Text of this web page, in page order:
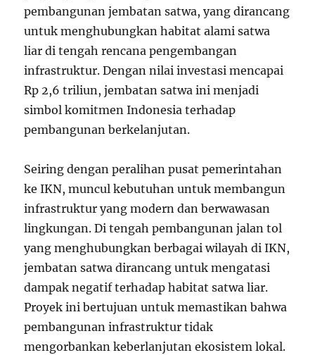
pembangunan jembatan satwa, yang dirancang
untuk menghubungkan habitat alami satwa
liar di tengah rencana pengembangan
infrastruktur. Dengan nilai investasi mencapai
Rp 2,6 triliun, jembatan satwa ini menjadi
simbol komitmen Indonesia terhadap
pembangunan berkelanjutan.
Seiring dengan peralihan pusat pemerintahan
ke IKN, muncul kebutuhan untuk membangun
infrastruktur yang modern dan berwawasan
lingkungan. Di tengah pembangunan jalan tol
yang menghubungkan berbagai wilayah di IKN,
jembatan satwa dirancang untuk mengatasi
dampak negatif terhadap habitat satwa liar.
Proyek ini bertujuan untuk memastikan bahwa
pembangunan infrastruktur tidak
mengorbankan keberlanjutan ekosistem lokal.